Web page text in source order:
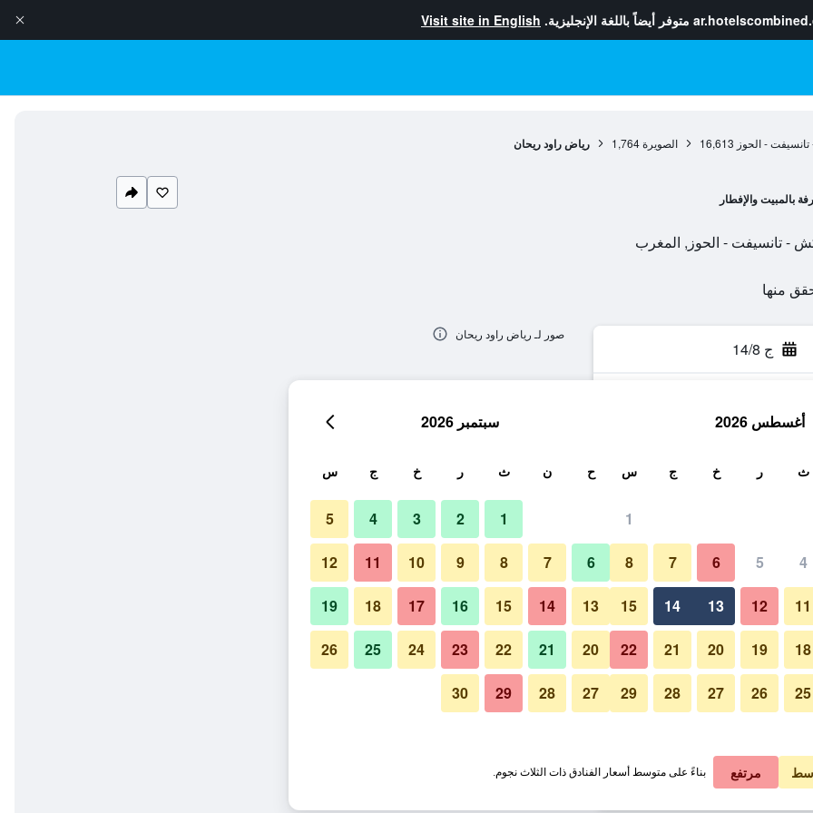
متوفر أيضاً باللغة الإنجليزية. Visit site in English
- الحوز 16,613 الصويرة 1,764 رياض راود ريحان
بالمبيت والإفطار
ج 14/8
في الليلة
﷼ عرض الصفقة
﷼ عرض الصفقة
صور لـ رياض راود ريحان
أغسطس 2026
ث ر خ ج س
1
4
5
6
7
8
11
12
13
14
15
18
19
20
21
22
25
26
27
28
29
سبتمبر 2026
ح ن ث ر خ ج س
1
2
3
4
5
6
7
8
9
10
11
12
13
14
15
16
17
18
19
20
21
22
23
24
25
26
27
28
29
30
مرتفع بناءً على متوسط أسعار الفنادق ذات الثلاث نجوم.